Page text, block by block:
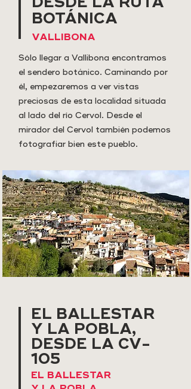
BOTÁNICA
VALLIBONA
Sólo llegar a Vallibona encontramos
el sendero botánico. Caminando por
él, empezaremos a ver vistas
preciosas de esta localidad situada
al lado del río Cervol. Desde el
mirador del Cervol también podemos
fotografiar bien este pueblo.
EL BALLESTAR
Y LA POBLA,
DESDE LA CV-
105
EL BALLESTAR